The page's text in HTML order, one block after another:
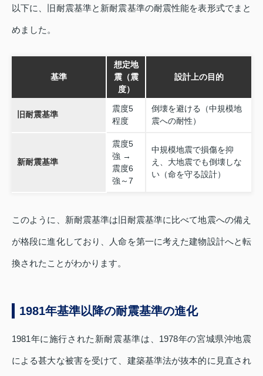
以下に、旧耐震基準と新耐震基準の耐震性能を表形式でまと
めました。
基準
想定地
震（震
度）
設計上の目的
旧耐震基準
震度5
程度
倒壊を避ける（中規模地
震への耐性）
新耐震基準
震度5
強 →
震度6
強～7
中規模地震で損傷を抑
え、大地震でも倒壊しな
い（命を守る設計）
このように、新耐震基準は旧耐震基準に比べて地震への備え
が格段に進化しており、人命を第一に考えた建物設計へと転
換されたことがわかります。
1981年基準以降の耐震基準の進化
1981年に施行された新耐震基準は、1978年の宮城県沖地震
による甚大な被害を受けて、建築基準法が抜本的に見直され